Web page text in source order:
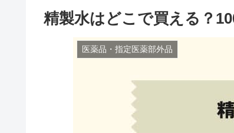
精製水はどこで買える？
医薬品・指定医薬部外品